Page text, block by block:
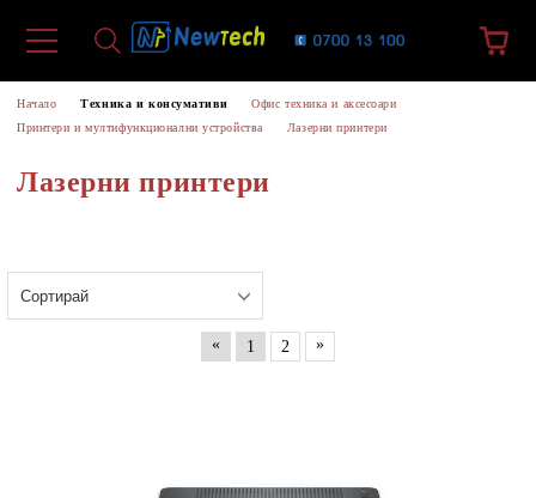
Начало Техника и консумативи
Офис техника и аксесоари
Принтери и мултифункционални устройства
Лазерни принтери
Лазерни принтери
« 1 2 »